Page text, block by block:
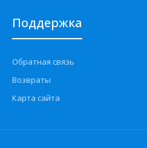
Поддержка
Обратная связь
Возвраты
Карта сайта